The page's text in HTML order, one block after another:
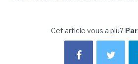
Cet article vous a plu?